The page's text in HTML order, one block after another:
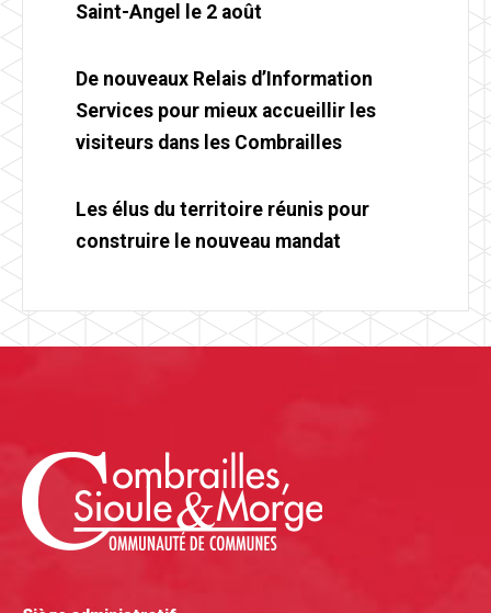
Saint-Angel le 2 août
De nouveaux Relais d’Information
Services pour mieux accueillir les
visiteurs dans les Combrailles
Les élus du territoire réunis pour
construire le nouveau mandat